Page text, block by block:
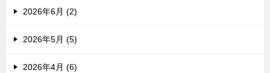
2026年6月 (2)
2026年5月 (5)
2026年4月 (6)